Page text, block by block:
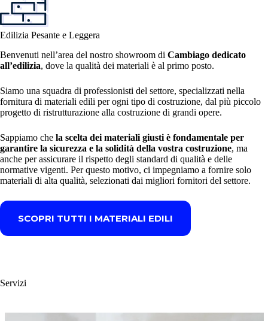
Edilizia Pesante e Leggera
Benvenuti nell’area del nostro showroom di Cambiago dedicato
all’edilizia, dove la qualità dei materiali è al primo posto.
Siamo una squadra di professionisti del settore, specializzati nella
fornitura di materiali edili per ogni tipo di costruzione, dal più piccolo
progetto di ristrutturazione alla costruzione di grandi opere.
Sappiamo che la scelta dei materiali giusti è fondamentale per
garantire la sicurezza e la solidità della vostra costruzione, ma
anche per assicurare il rispetto degli standard di qualità e delle
normative vigenti. Per questo motivo, ci impegniamo a fornire solo
materiali di alta qualità, selezionati dai migliori fornitori del settore.
SCOPRI TUTTI I MATERIALI EDILI
Servizi